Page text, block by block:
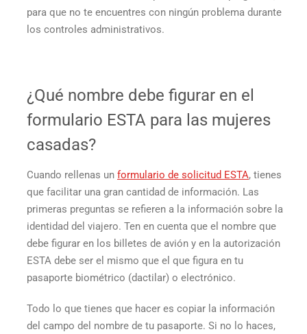
para que no te encuentres con ningún problema durante
los controles administrativos.
¿Qué nombre debe figurar en el
formulario ESTA para las mujeres
casadas?
Cuando rellenas un formulario de solicitud ESTA, tienes
que facilitar una gran cantidad de información. Las
primeras preguntas se refieren a la información sobre la
identidad del viajero. Ten en cuenta que el nombre que
debe figurar en los billetes de avión y en la autorización
ESTA debe ser el mismo que el que figura en tu
pasaporte biométrico (dactilar) o electrónico.
Todo lo que tienes que hacer es copiar la información
del campo del nombre de tu pasaporte. Si no lo haces,